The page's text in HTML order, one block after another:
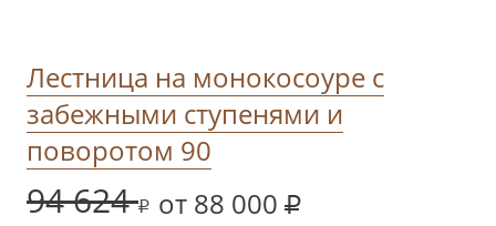
Лестница на монокосоуре с
забежными ступенями и
поворотом 90
94 624 от 88 000